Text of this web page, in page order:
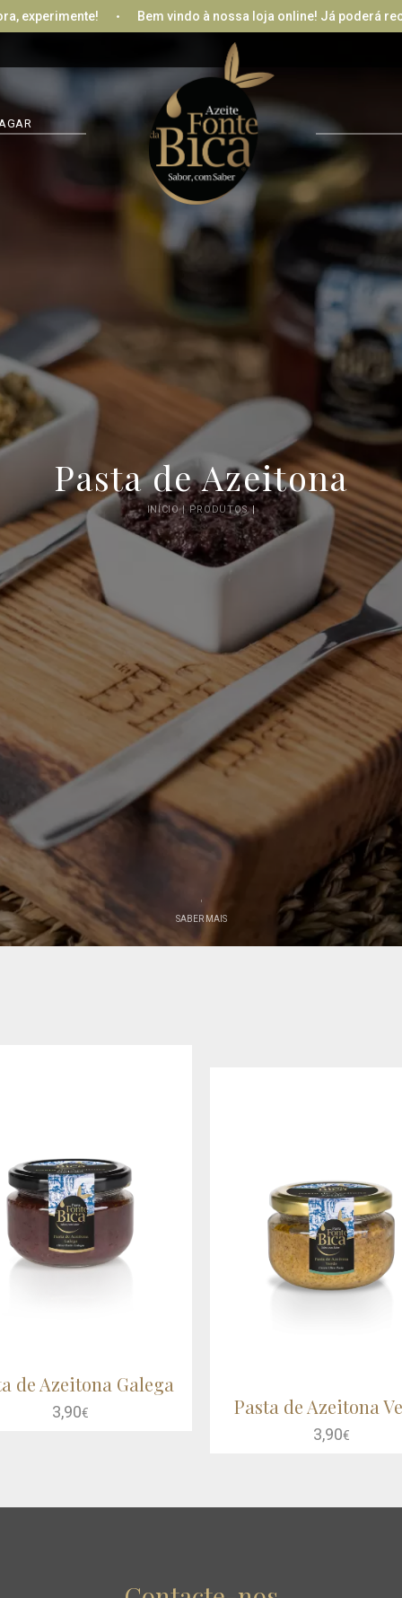
Bem vindo à nossa loja online! Já poderá
Pasta de Azeitona
INÍCIO | PRODUTOS|
SABER MAIS
de Azeitona Galega
3,90€ Pasta de Azeitona
3,90€